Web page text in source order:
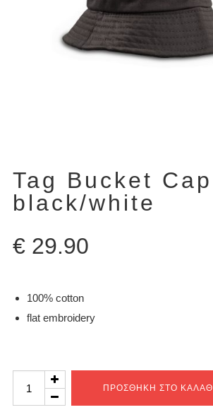
Tag Bucket Cap
black/white
€29.90
100% cotton
flat embroidery
ΠΡΟΣΘΉΚΗ ΣΤΟ ΚΑΛΆΘΙ